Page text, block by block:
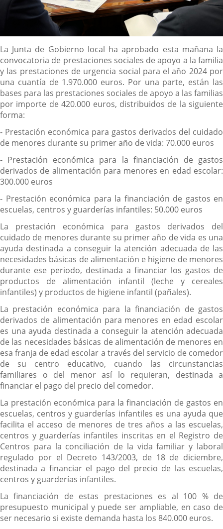
Descripción
La Junta de Gobierno local ha aprobado esta mañana la
convocatoria de prestaciones sociales de apoyo a la familia
y las prestaciones de urgencia social para el año 2024 por
una cuantía de 1.970.000 euros. Por una parte, están las
bases para las prestaciones sociales de apoyo a las familias
por importe de 420.000 euros, distribuidos de la siguiente
forma:
- Prestación económica para gastos derivados del cuidado
de menores durante su primer año de vida: 70.000 euros
- Prestación económica para la financiación de gastos
derivados de alimentación para menores en edad escolar:
300.000 euros
- Prestación económica para la financiación de gastos en
escuelas, centros y guarderías infantiles: 50.000 euros
La prestación económica para gastos derivados del
cuidado de menores durante su primer año de vida es una
ayuda destinada a conseguir la atención adecuada de las
necesidades básicas de alimentación e higiene de menores
durante ese periodo, destinada a financiar los gastos de
productos de alimentación infantil (leche y cereales
infantiles) y productos de higiene infantil (pañales).
La prestación económica para la financiación de gastos
derivados de alimentación para menores en edad escolar
es una ayuda destinada a conseguir la atención adecuada
de las necesidades básicas de alimentación de menores en
esa franja de edad escolar a través del servicio de comedor
de su centro educativo, cuando las circunstancias
familiares o del menor así lo requieran, destinada a
financiar el pago del precio del comedor.
La prestación económica para la financiación de gastos en
escuelas, centros y guarderías infantiles es una ayuda que
facilita el acceso de menores de tres años a las escuelas,
centros y guarderías infantiles inscritas en el Registro de
Centros para la conciliación de la vida familiar y laboral
regulado por el Decreto 143/2003, de 18 de diciembre,
destinada a financiar el pago del precio de las escuelas,
centros y guarderías infantiles.
La financiación de estas prestaciones es al 100 % de
presupuesto municipal y puede ser ampliable, en caso de
ser necesario si existe demanda hasta los 840.000 euros.